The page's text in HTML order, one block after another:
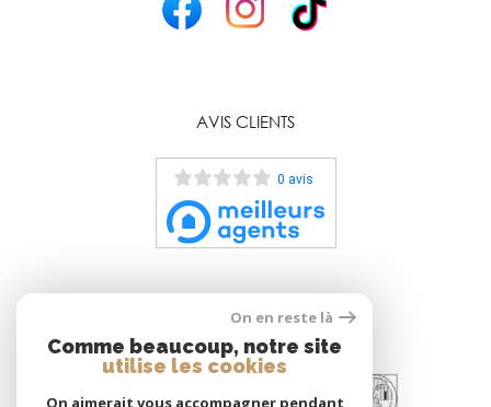
AVIS CLIENTS
0 avis
ADHÉRENTS
On en reste là
Comme beaucoup, notre site
utilise les cookies
On aimerait vous accompagner pendant